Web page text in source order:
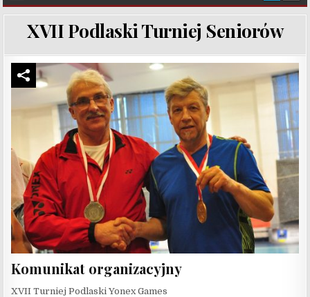
XVII Podlaski Turniej Seniorów
Komunikat organizacyjny
XVII Turniej Podlaski Yonex Games